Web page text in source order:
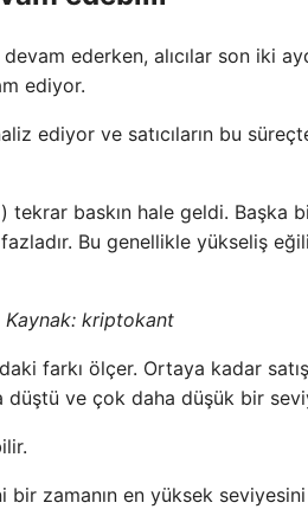
ederken, alıcılar son iki
ediyor.
ediyor ve satıcıların bu
tekrar baskın hale geldi. Başka
Bu genellikle yükseliş
kriptokant
farkı ölçer. Ortaya kadar
düştü ve çok daha düşük bir
zamanın en yüksek